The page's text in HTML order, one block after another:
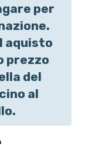
per
aquisto
prezzo
del
al